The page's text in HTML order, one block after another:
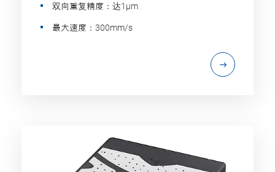
双向重复精度：达1µm
最大速度：300mm/s